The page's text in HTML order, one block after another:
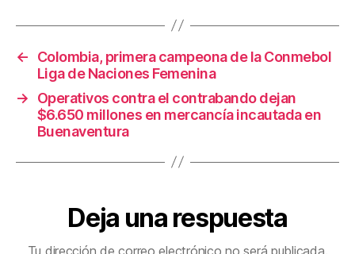
k
←
Colombia, primera campeona de la Conmebol
Liga de Naciones Femenina
→
Operativos contra el contrabando dejan
$6.650 millones en mercancía incautada en
Buenaventura
Deja una respuesta
Tu dirección de correo electrónico no será publicada.